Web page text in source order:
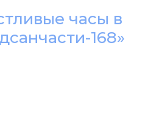
часы в
168»